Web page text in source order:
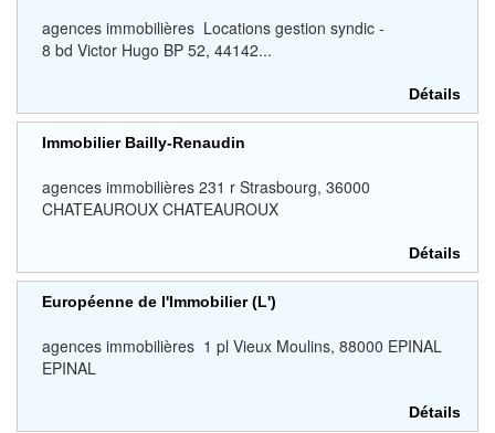
agences immobilières Locations gestion syndic -
8 bd Victor Hugo BP 52, 44142...
Détails
Immobilier Bailly-Renaudin
agences immobilières 231 r Strasbourg, 36000
CHATEAUROUX CHATEAUROUX
Détails
Européenne de l'Immobilier (L')
agences immobilières 1 pl Vieux Moulins, 88000 EPINAL
EPINAL
Détails